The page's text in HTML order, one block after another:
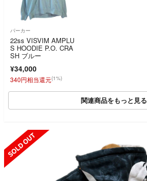
パーカー
22ss VISVIM AMPLU
S HOODIE P.O. CRA
SH ブルー
¥34,000
340円相当還元(1%)
関連商品をもっと見る